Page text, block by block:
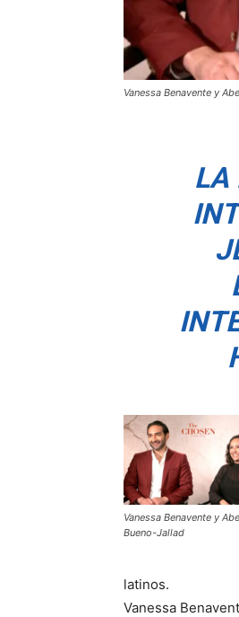
Vanessa Benavente y
LA
Vanessa Benavente y Abe
Bueno-Jallad
latinos.
Vanessa